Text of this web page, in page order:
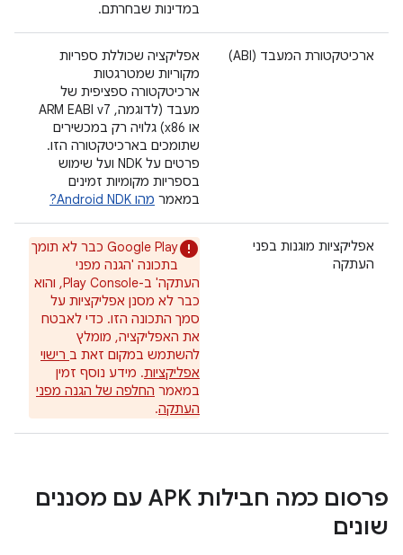
במדינות שבחרתם.
ארכיטקטורת המעבד (ABI)
אפליקציה שכוללת ספריות
מקוריות שמטרגטות
ארכיטקטורה ספציפית של
מעבד (לדוגמה, ARM EABI v7
או x86) גלויה רק במכשירים
שתומכים בארכיטקטורה הזו.
פרטים על NDK ועל שימוש
בספריות מקומיות זמינים
במאמר מהו Android NDK?
אפליקציות מוגנות בפני
העתקה
Google Play כבר לא תומך
בתכונה 'הגנה מפני
העתקה' ב-Play Console, והוא
כבר לא מסנן אפליקציות על
סמך התכונה הזו. כדי לאבטח
את האפליקציה, מומלץ
להשתמש במקום זאת ב רישוי
אפליקציות. מידע נוסף זמין
במאמר החלפה של הגנה מפני
העתקה.
פרסום כמה חבילות APK עם מסננים
שונים